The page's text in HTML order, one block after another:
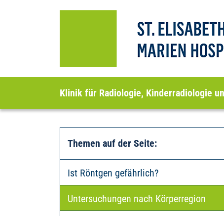
Klinik für Radiologie, Kinderradiologie
Themen auf der Seite:
Ist Röntgen gefährlich?
Untersuchungen nach Körperregion